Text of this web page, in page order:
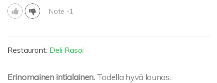
Note -1
Restaurant: Deli Rasoi
Erinomainen intialainen. Todella hyvä lounas.